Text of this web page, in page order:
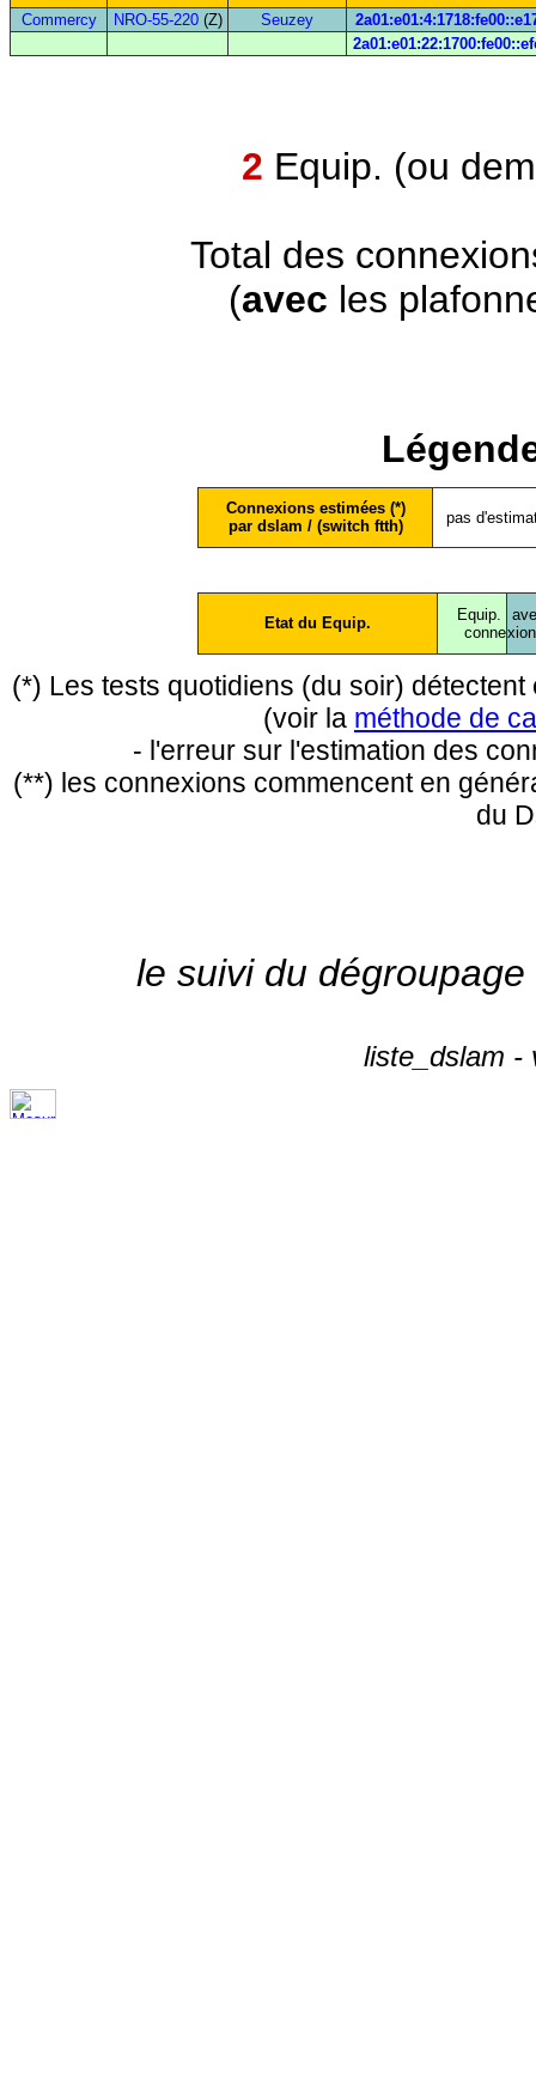
Commercy
NRO-55-220(Z) Seuzey
2 Equip. (ou
Total des
(avec les
Connexions estimées (*)
par dslam / (switch ftth)
pas
Etat du Equip.
Equip.
conne
(*) Les tests quotidiens (du soir)
(voir la méthode de
- l'erreur sur l'estimation des
(**) les connexions commencent en
du
le suivi du
liste_dslam -